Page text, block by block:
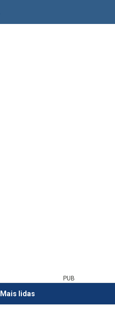
PUB
Mais lidas